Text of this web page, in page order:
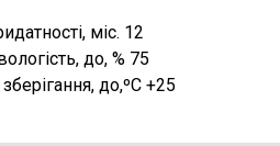
міс. 12
до, % 75
до,ºC +25